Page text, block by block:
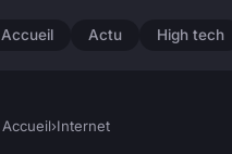
Accueil Actu High tech
Accueil›Internet